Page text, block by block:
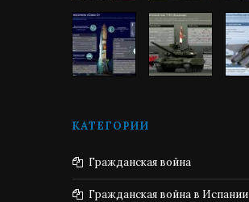
КАТЕГОРИИ
Гражданская война
Гражданская война в Испании